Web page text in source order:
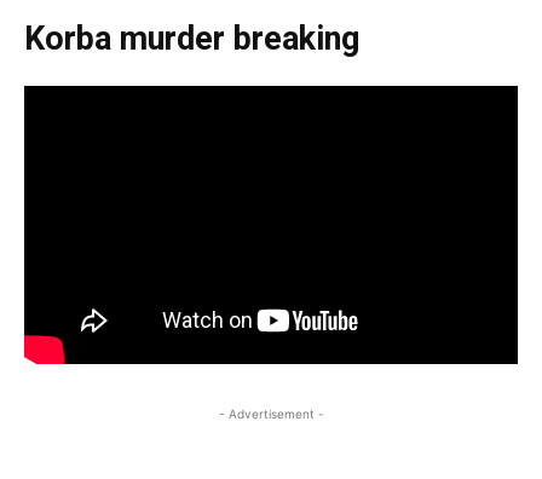
Korba murder breaking
- Advertisement -